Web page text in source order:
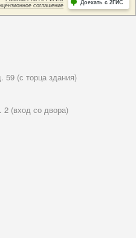
59 (с торца здания)
(вход со двора)